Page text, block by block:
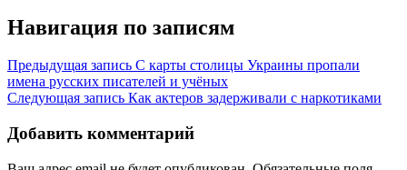
Навигация по записям
Предыдущая запись С карты столицы Украины пропали
имена русских писателей и учёных
Следующая запись Как актеров задерживали с наркотиками
Добавить комментарий